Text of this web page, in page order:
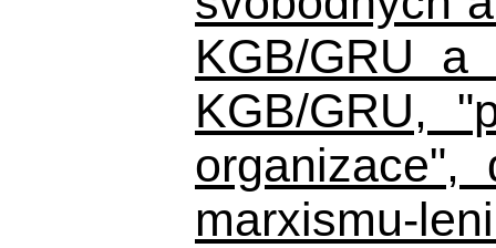
KGB/GRU
KGB/GRU,
organizace",
marxismu-